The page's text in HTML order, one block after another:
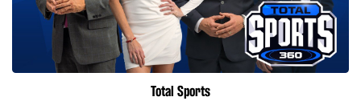
Total Sports